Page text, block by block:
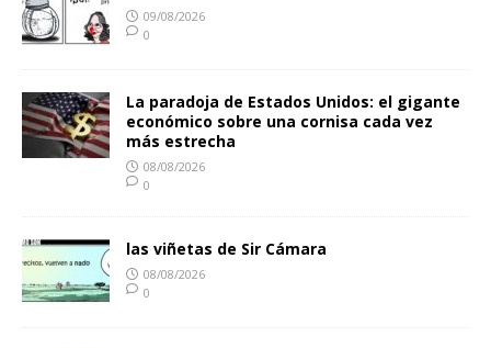
09/08/2026
0
La paradoja de Estados Unidos: el gigante
económico sobre una cornisa cada vez
más estrecha
08/08/2026
0
las viñetas de Sir Cámara
08/08/2026
0